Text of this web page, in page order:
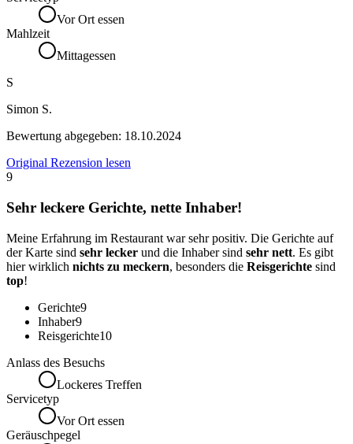
Vor Ort essen
Mahlzeit
Mittagessen
S
Simon S.
Bewertung abgegeben: 18.10.2024
Original Rezension lesen
9
Sehr leckere Gerichte, nette Inhaber!
Meine Erfahrung im Restaurant war sehr positiv. Die Gerichte auf
der Karte sind sehr lecker und die Inhaber sind sehr nett. Es gibt
hier wirklich nichts zu meckern, besonders die Reisgerichte sind
top!
Gerichte9
Inhaber9
Reisgerichte10
Anlass des Besuchs
Lockeres Treffen
Servicetyp
Vor Ort essen
Geräuschpegel